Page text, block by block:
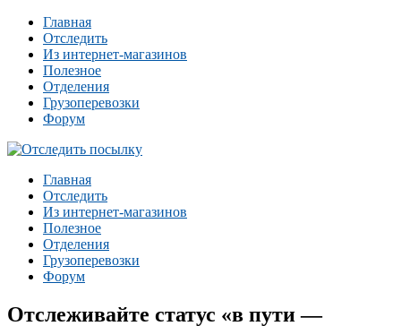
Главная
Отследить
Из интернет-магазинов
Полезное
Отделения
Грузоперевозки
Форум
Главная
Отследить
Из интернет-магазинов
Полезное
Отделения
Грузоперевозки
Форум
Отслеживайте статус «в пути —